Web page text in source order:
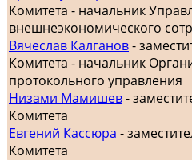
Комитета - начальник
внешнеэкономического
Вячеслав Калганов-
Комитета - начальник
протокольного управления
Низами Мамишев-
Комитета
Евгений Кассюра -
Комитета